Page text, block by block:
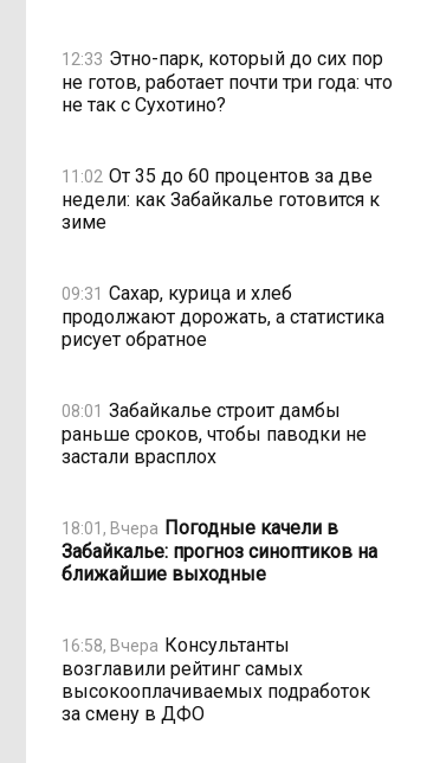
12:33 Этно-парк, который до сих пор
не готов, работает почти три года: что
не так с Сухотино?
11:02 От 35 до 60 процентов за две
недели: как Забайкалье готовится к
зиме
09:31 Сахар, курица и хлеб
продолжают дорожать, а статистика
рисует обратное
08:01 Забайкалье строит дамбы
раньше сроков, чтобы паводки не
застали врасплох
18:01, Вчера Погодные качели в
Забайкалье: прогноз синоптиков на
ближайшие выходные
16:58, Вчера Консультанты
возглавили рейтинг самых
высокооплачиваемых подработок
за смену в ДФО